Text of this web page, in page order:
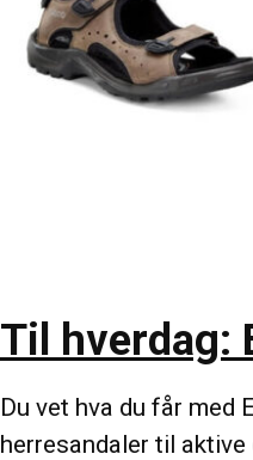
Til hverdag:
Du vet hva du får med
herresandaler til aktive